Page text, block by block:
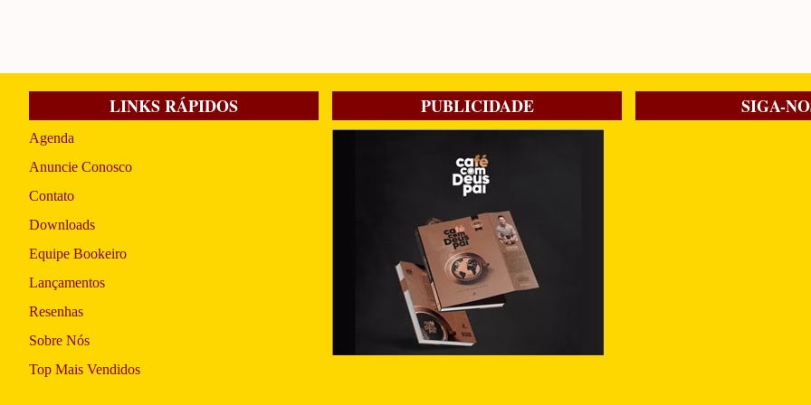
LINKS RÁPIDOS
Agenda
Anuncie Conosco
Contato
Downloads
Equipe Bookeiro
Lançamentos
Resenhas
Sobre Nós
Top Mais Vendidos
PUBLICIDADE SIGA-